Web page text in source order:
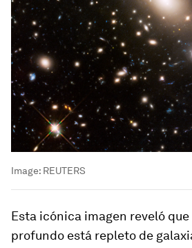
Image: REUTERS
Esta icónica imagen reveló
profundo está repleto de